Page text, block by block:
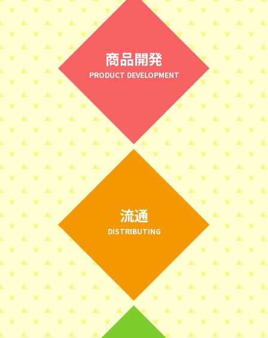
商品開発
PRODUCT DEVELOPMENT
流通
DISTRIBUTING